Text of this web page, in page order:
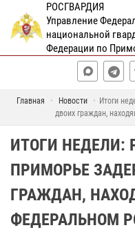
РОСГВАРДИЯ
Управление
национальной
Федерации по
Главная Новости
Итоги
двоих граждан,
ИТОГИ НЕДЕЛИ:
ПРИМОРЬЕ
ГРАЖДАН,
ФЕДЕРАЛЬНОМ